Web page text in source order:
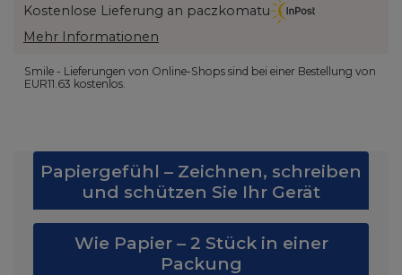
Kostenlose Lieferung an paczkomatu
Mehr Informationen
Smile - Lieferungen von Online-Shops sind bei einer Bestellung von
EUR11.63 kostenlos.
Papiergefühl – Zeichnen, schreiben
und schützen Sie Ihr Gerät
Wie Papier – 2 Stück in einer
Packung